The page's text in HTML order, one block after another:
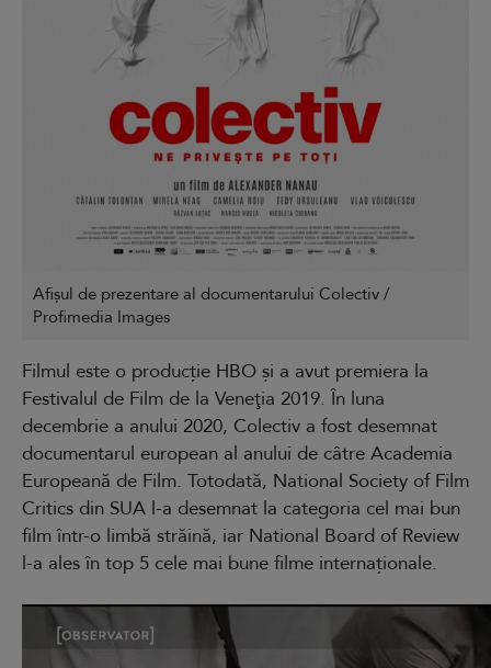
Afișul de prezentare al documentarului Colectiv /
Profimedia Images
Filmul este o producție HBO și a avut premiera la
Festivalul de Film de la Veneţia 2019. În luna
decembrie a anului 2020, Colectiv a fost desemnat
documentarul european al anului de câtre Academia
Europeană de Film. Totodată, National Society of Film
Critics din SUA l-a desemnat la categoria cel mai bun
film într-o limbă străină, iar National Board of Review
l-a ales în top 5 cele mai bune filme internaționale.